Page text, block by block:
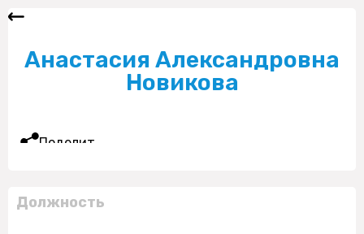
Анастасия Александровна
Новикова
Поделиться
Должность